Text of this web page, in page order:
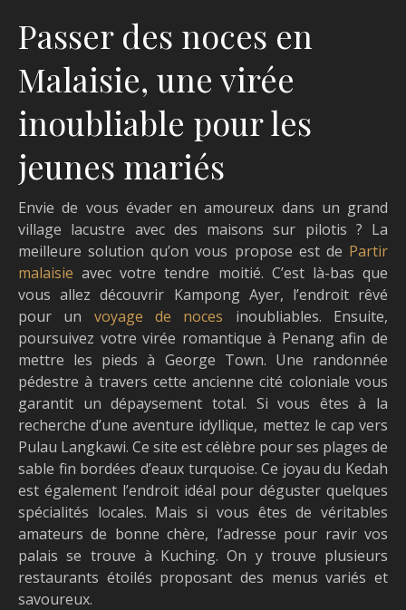
Passer des noces en
Malaisie, une virée
inoubliable pour les
jeunes mariés
Envie de vous évader en amoureux dans un grand
village lacustre avec des maisons sur pilotis ? La
meilleure solution qu’on vous propose est de Partir
malaisie avec votre tendre moitié. C’est là-bas que
vous allez découvrir Kampong Ayer, l’endroit rêvé
pour un voyage de noces inoubliables. Ensuite,
poursuivez votre virée romantique à Penang afin de
mettre les pieds à George Town. Une randonnée
pédestre à travers cette ancienne cité coloniale vous
garantit un dépaysement total. Si vous êtes à la
recherche d’une aventure idyllique, mettez le cap vers
Pulau Langkawi. Ce site est célèbre pour ses plages de
sable fin bordées d’eaux turquoise. Ce joyau du Kedah
est également l’endroit idéal pour déguster quelques
spécialités locales. Mais si vous êtes de véritables
amateurs de bonne chère, l’adresse pour ravir vos
palais se trouve à Kuching. On y trouve plusieurs
restaurants étoilés proposant des menus variés et
savoureux.